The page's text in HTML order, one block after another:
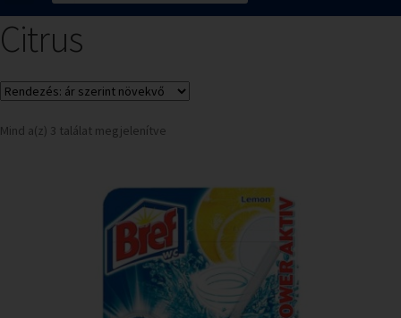
Citrus
Mind a(z) 3 találat megjelenítve